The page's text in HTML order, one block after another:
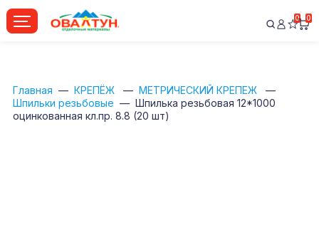
0 0
Главная КРЕПЁЖ
МЕТРИЧЕСКИЙ КРЕПЕЖ
Шпильки резьбовые
Шпилька резьбовая 12*1000
оцинкованная кл.пр. 8.8 (20 шт)